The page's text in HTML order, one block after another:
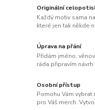
Originální
Každý motiv sama
které jen tak někde
Úprava na přání
Přidám jméno,
ráda připravím
Osobní přístup
Pomohu Vám
pro Váš merch.